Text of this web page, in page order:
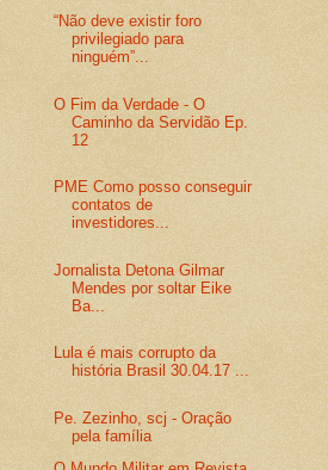
“Não deve existir foro
privilegiado para
ninguém”...
O Fim da Verdade - O
Caminho da Servidão Ep.
12
PME Como posso conseguir
contatos de
investidores...
Jornalista Detona Gilmar
Mendes por soltar Eike
Ba...
Lula é mais corrupto da
história Brasil 30.04.17 ...
Pe. Zezinho, scj - Oração
pela família